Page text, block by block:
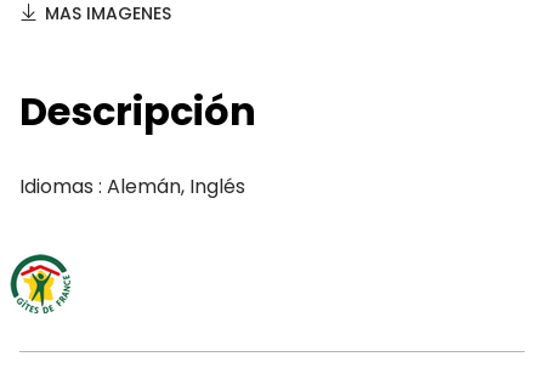
MAS IMAGENES
Descripción
Idiomas : Alemán, Inglés